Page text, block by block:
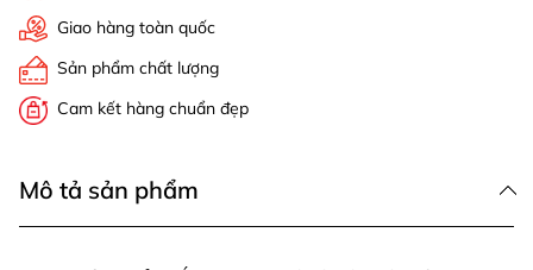
Giao hàng toàn quốc
Sản phẩm chất lượng
Cam kết hàng chuẩn đẹp
Mô tả sản phẩm